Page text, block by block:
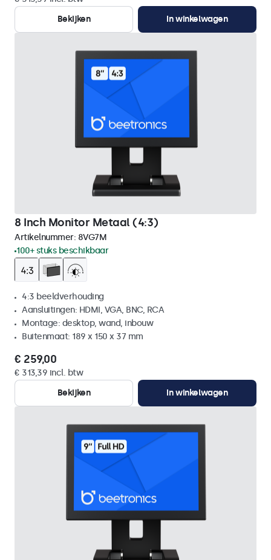
Bekijken
In winkelwagen
8 Inch Monitor Metaal (4:3)
Artikelnummer: 8VG7M
100+ stuks beschikbaar
4:3 beeldverhouding
Aansluitingen: HDMI, VGA, BNC, RCA
Montage: desktop, wand, inbouw
Buitenmaat: 189 x 150 x 37 mm
€ 259,00
€ 313,39 incl. btw
Bekijken
In winkelwagen